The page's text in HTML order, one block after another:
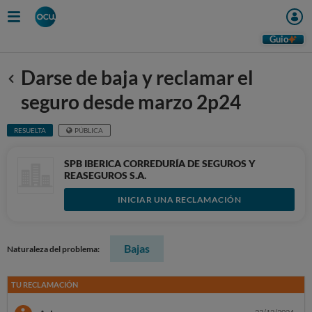
Guio
Anterior
Darse de baja y reclamar el
seguro desde marzo 2p24
RESUELTA PÚBLICA
SPB IBERICA CORREDURÍA DE SEGUROS Y
REASEGUROS S.A.
INICIAR UNA RECLAMACIÓN
Naturaleza del problema: Bajas
TU RECLAMACIÓN